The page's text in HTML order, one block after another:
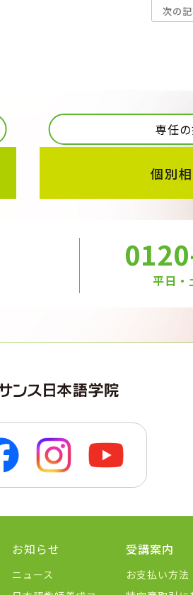
次の
専任
個別
平日
お知らせ
ニュース
受講案内
お支払い方法